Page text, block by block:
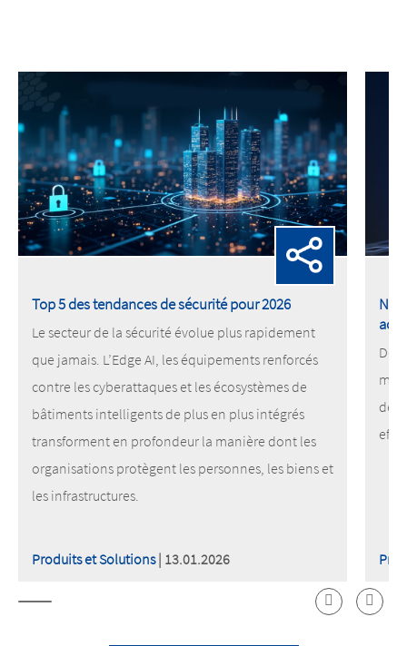
Top 5 des tendances de sécurité pour 2026
Le secteur de la sécurité évolue plus rapidement
que jamais. L’Edge AI, les équipements renforcés
contre les cyberattaques et les écosystèmes de
bâtiments intelligents de plus en plus intégrés
transforment en profondeur la manière dont les
organisations protègent les personnes, les biens et
les infrastructures.
Produits et Solutions| 13.01.2026
des